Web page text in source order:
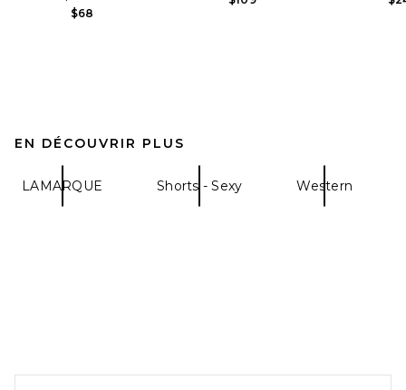
$68
EN DÉCOUVRIR PLUS
LAMARQUE Shorts - Sexy Western
FOOTER